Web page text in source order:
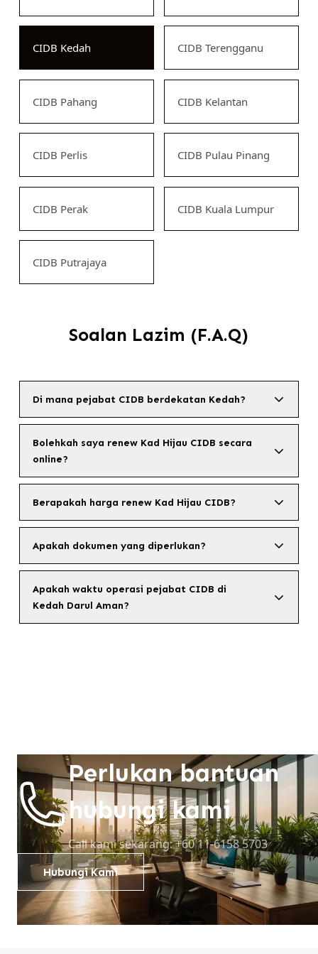
CIDB Kedah CIDB Terengganu
CIDB Pahang CIDB Kelantan
CIDB Perlis CIDB Pulau Pinang
CIDB Perak CIDB Kuala Lumpur
CIDB Putrajaya
Soalan Lazim (F.A.Q)
Di mana pejabat CIDB berdekatan Kedah?
Bolehkah saya renew Kad Hijau CIDB secara
online?
Berapakah harga renew Kad Hijau CIDB?
Apakah dokumen yang diperlukan?
Apakah waktu operasi pejabat CIDB di
Kedah Darul Aman?
Perlukan bantuan
hubungi kami
Call kami sekarang: +60 11-6158 5703
Hubungi Kami